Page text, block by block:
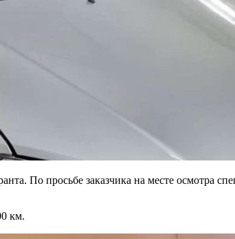
По просьбе заказчика на месте осмотра
км.